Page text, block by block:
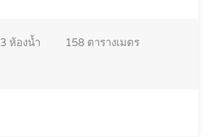
3 ห้องน้ำ 158 ตารางเมตร